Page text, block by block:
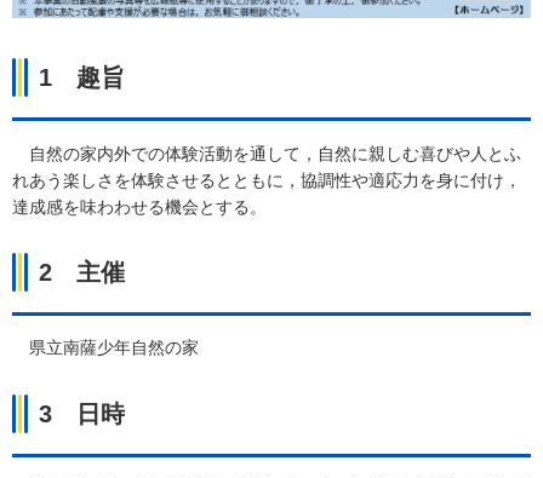
1 趣旨
自然の家内外での体験活動を通して，自然に親しむ喜びや人とふ
れあう楽しさを体験させるとともに，協調性や適応力を身に付け，
達成感を味わわせる機会とする。
2 主催
県立南薩少年自然の家
3 日 時